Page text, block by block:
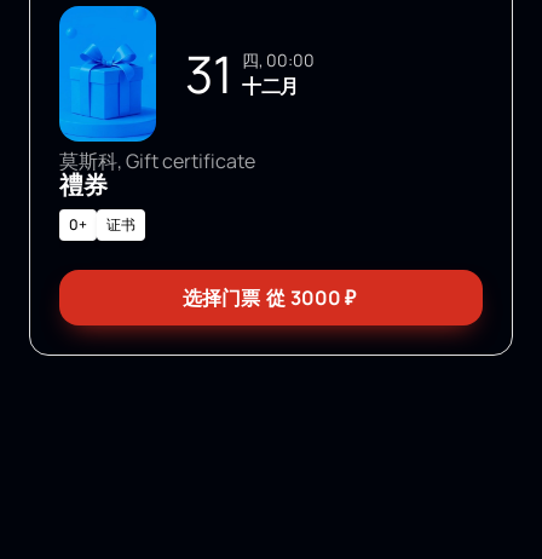
31 四, 00:00
十二月
莫斯科, Gift certificate
禮券
0+ 证书
选择门票 從 3000₽